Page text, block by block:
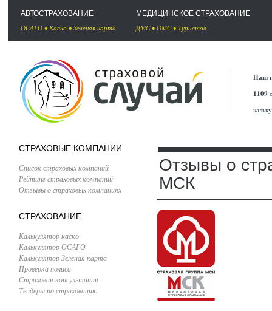
АВТОСТРАХОВАНИЕ
ОСАГО • Каско • Зеленая карта
МЕДИЦИНСКОЕ СТРАХОВАНИЕ
ДМС• ОМС• Туристов
Наш
1109
СТРАХОВЫЕ КОМПАНИИ
Список страховых компаний
Рейтинг страховых компаний
Отзывы о страховых компаниях
СТРАХОВАНИЕ
Калькулятор каско
Калькулятор ОСАГО
Калькулятор Зеленая карта
Проверка полиса
Страховая консультация
Тендеры по страхованию
Отзывы о
МСК